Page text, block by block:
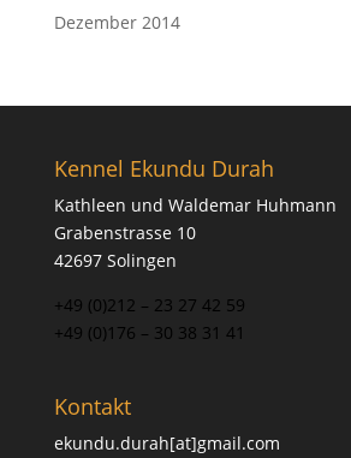
Dezember 2014
Kennel Ekundu Durah
Kathleen und Waldemar Huhmann
Grabenstrasse 10
42697 Solingen
+49 (0)212 – 23 27 42 59
+49 (0)176 – 30 38 31 41
Kontakt
ekundu.durah[at]gmail.com